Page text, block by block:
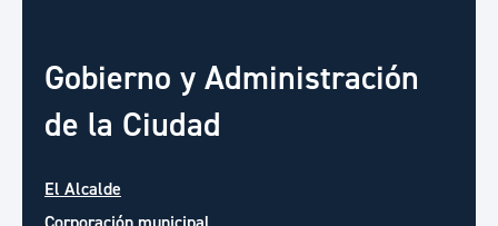
Gobierno y Administración
de la Ciudad
El Alcalde